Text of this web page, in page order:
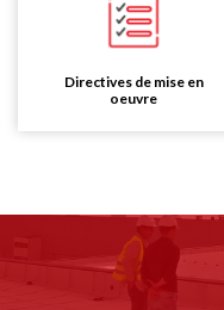
Directives de mise en
oeuvre